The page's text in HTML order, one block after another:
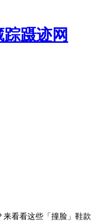
踪蹑迹网
来看看这些「撞脸」鞋款